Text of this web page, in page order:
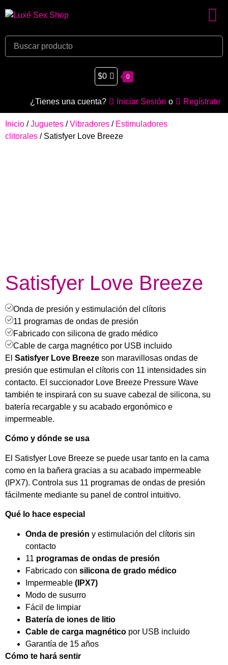
$0 0
¿Tienes una cuenta? Iniciar Sesión o Regístrate
Inicio /Juguetes /Vibradores / Estimuladores
clitorales / Satisfyer Love Breeze
Satisfyer Love Breeze
Onda de presión y estimulación del clítoris
11 programas de ondas de presión
Fabricado con silicona de grado médico
Cable de carga magnético por USB incluido
El Satisfyer Love Breeze son maravillosas ondas de
presión que estimulan el clítoris con 11 intensidades sin
contacto. El succionador Love Breeze Pressure Wave
también te inspirará con su suave cabezal de silicona, su
batería recargable y su acabado ergonómico e
impermeable.
Cómo y dónde se usa
El Satisfyer Love Breeze se puede usar tanto en la cama
como en la bañera gracias a su acabado impermeable
(IPX7). Controla sus 11 programas de ondas de presión
fácilmente mediante su panel de control intuitivo.
Qué lo hace especial
Onda de presión y estimulación del clítoris sin
contacto
11 programas de ondas de presión
Fabricado con silicona de grado médico
Impermeable (IPX7)
Modo de susurro
Fácil de limpiar
Batería de iones de litio
Cable de carga magnético por USB incluido
Garantía de 15 años
Cómo te hará sentir